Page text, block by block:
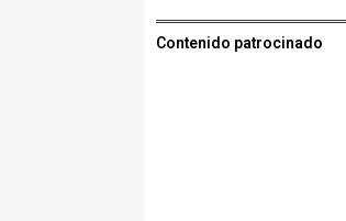
Contenido patrocinado